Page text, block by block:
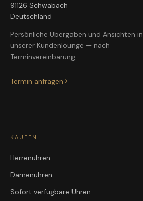
91126 Schwabach
Deutschland
Persönliche Übergaben und Ansichten in
unserer Kundenlounge — nach
Terminvereinbarung.
Termin anfragen
KAUFEN
Herrenuhren
Damenuhren
Sofort verfügbare Uhren